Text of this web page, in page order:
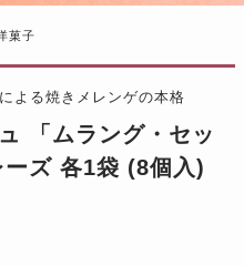
菓子
よる焼きメレンゲの本格
「ムラング・セッ
ズ 各1袋 (8個入)